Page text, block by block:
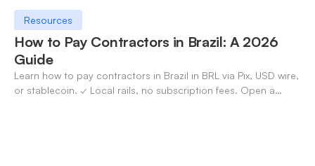
Resources
How to Pay Contractors in Brazil: A 2026
Guide
Learn how to pay contractors in Brazil in BRL via Pix, USD wire,
or stablecoin. ✓ Local rails, no subscription fees. Open a